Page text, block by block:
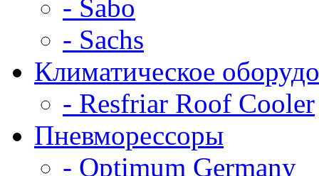
- Sabo
- Sachs
Климатическое
- Resfriar Roof Cooler
Пневморессоры
- Optimum Germany